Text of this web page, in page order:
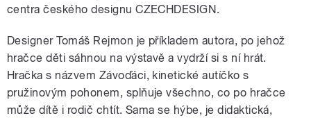
centra českého designu CZECHDESIGN.
Designer Tomáš Rejmon je příkladem autora, po jehož
hračce děti sáhnou na výstavě a vydrží si s ní hrát.
Hračka s názvem Závoďáci, kinetické autíčko s
pružinovým pohonem, splňuje všechno, co po hračce
může dítě i rodič chtít. Sama se hýbe, je didaktická,